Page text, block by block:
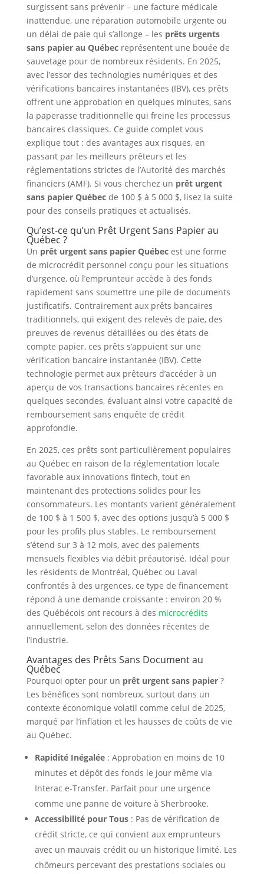
surgissent sans prévenir – une facture médicale
inattendue, une réparation automobile urgente ou
un délai de paie qui s’allonge – les prêts urgents
sans papier au Québecreprésentent une bouée de
sauvetage pour de nombreux résidents. En 2025,
avec l’essor des technologies numériques et des
vérifications bancaires instantanées (IBV), ces prêts
offrent une approbation en quelques minutes, sans
la paperasse traditionnelle qui freine les processus
bancaires classiques. Ce guide complet vous
explique tout : des avantages aux risques, en
passant par les meilleurs prêteurs et les
réglementations strictes de l’Autorité des marchés
financiers (AMF). Si vous cherchez un prêt urgent
sans papier Québecde 100 $ à 5 000 $, lisez la suite
pour des conseils pratiques et actualisés.
Qu’est-ce qu’un Prêt Urgent Sans Papier au
Québec ?
Un prêt urgent sans papier Québecest une forme
de microcrédit personnel conçu pour les situations
d’urgence, où l’emprunteur accède à des fonds
rapidement sans soumettre une pile de documents
justificatifs. Contrairement aux prêts bancaires
traditionnels, qui exigent des relevés de paie, des
preuves de revenus détaillées ou des états de
compte papier, ces prêts s’appuient sur une
vérification bancaire instantanée (IBV). Cette
technologie permet aux prêteurs d’accéder à un
aperçu de vos transactions bancaires récentes en
quelques secondes, évaluant ainsi votre capacité de
remboursement sans enquête de crédit
approfondie.
En 2025, ces prêts sont particulièrement populaires
au Québec en raison de la réglementation locale
favorable aux innovations fintech, tout en
maintenant des protections solides pour les
consommateurs. Les montants varient généralement
de 100 $ à 1 500 $, avec des options jusqu’à 5 000 $
pour les profils plus stables. Le remboursement
s’étend sur 3 à 12 mois, avec des paiements
mensuels flexibles via débit préautorisé. Idéal pour
les résidents de Montréal, Québec ou Laval
confrontés à des urgences, ce type de financement
répond à une demande croissante : environ 20 %
des Québécois ont recours à des microcrédits
annuellement, selon des données récentes de
l’industrie.
Avantages des Prêts Sans Document au
Québec
Pourquoi opter pour un prêt urgent sans papier?
Les bénéfices sont nombreux, surtout dans un
contexte économique volatil comme celui de 2025,
marqué par l’inflation et les hausses de coûts de vie
au Québec.
Rapidité Inégalée: Approbation en moins de 10
minutes et dépôt des fonds le jour même via
Interac e-Transfer. Parfait pour une urgence
comme une panne de voiture à Sherbrooke.
Accessibilité pour Tous: Pas de vérification de
crédit stricte, ce qui convient aux emprunteurs
avec un mauvais crédit ou un historique limité. Les
chômeurs percevant des prestations sociales ou